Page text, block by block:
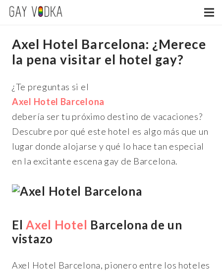
Axel Hotel Barcelona: ¿Merece
la pena visitar el hotel gay?
¿Te preguntas si el
Axel Hotel Barcelona
debería ser tu próximo destino de vacaciones?
Descubre por qué este hotel es algo más que un
lugar donde alojarse y qué lo hace tan especial
en la excitante escena gay de Barcelona.
ElAxel Hotel Barcelona de un
vistazo
Axel Hotel Barcelona, pionero entre los hoteles